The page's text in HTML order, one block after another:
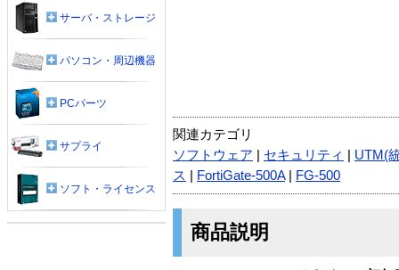
関連カテゴリ
ソフトウェア
セキュリティ
UTM(
ス
FortiGate-500A| FG-500
商品説明
サーバ・ストレージ
パソコン・周辺機器
PCパーツ
サプライ
ソフト・ライセンス